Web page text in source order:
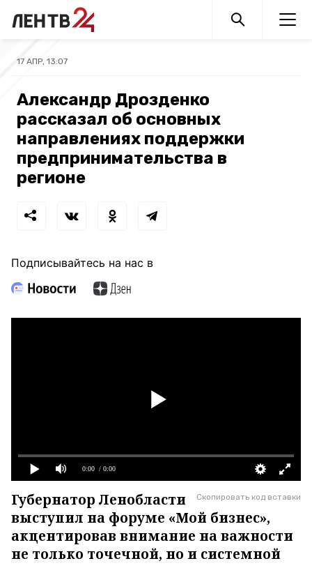
17 АПР, 13:07
Александр Дрозденко
рассказал об основных
направлениях поддержки
предпринимательства в
регионе
Подписывайтесь на нас в
0:00 / 0:00
Скопировать код вставки
Губернатор Ленобласти
выступил на форуме «Мой бизнес»,
акцентировав внимание на важности
не только точечной, но и системной